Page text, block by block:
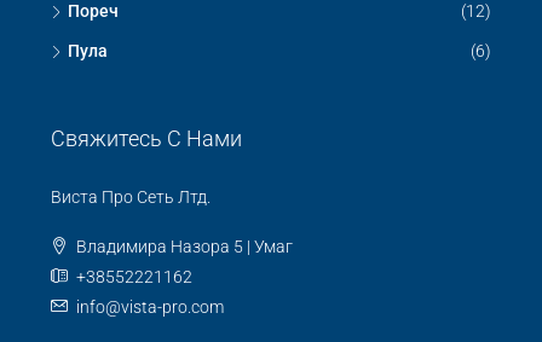
Пореч (12)
Пула (6)
Свяжитесь С Нами
Виста Про Сеть Лтд.
Владимира Назора 5 | Умаг
+38552221162
info@vista-pro.com